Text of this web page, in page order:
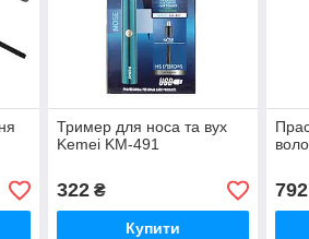
Тример для носа та вух
Kemei KM-491
322₴
Купити
792